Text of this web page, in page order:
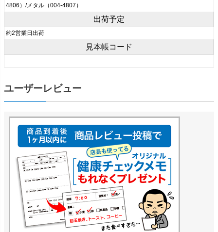
4806）/メタル（004-4807）
出荷予定
約2営業日出荷
見本帳コード
ユーザーレビュー